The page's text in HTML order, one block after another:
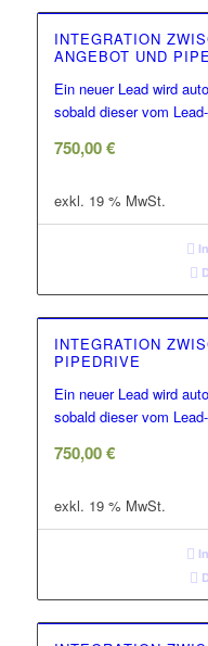
INTEGRATION
ANGEBOT UND
Ein neuer Lead wird
sobald dieser vom
750,00€
exkl. 19 % MwSt.
INTEGRATION
PIPEDRIVE
Ein neuer Lead wird
sobald dieser vom
750,00€
exkl. 19 % MwSt.